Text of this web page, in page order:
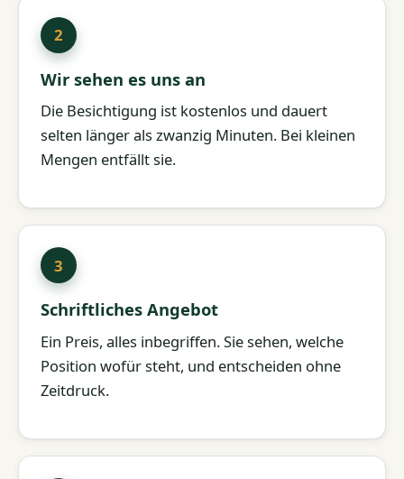
Wir sehen es uns an
Die Besichtigung ist kostenlos und dauert
selten länger als zwanzig Minuten. Bei kleinen
Mengen entfällt sie.
Schriftliches Angebot
Ein Preis, alles inbegriffen. Sie sehen, welche
Position wofür steht, und entscheiden ohne
Zeitdruck.